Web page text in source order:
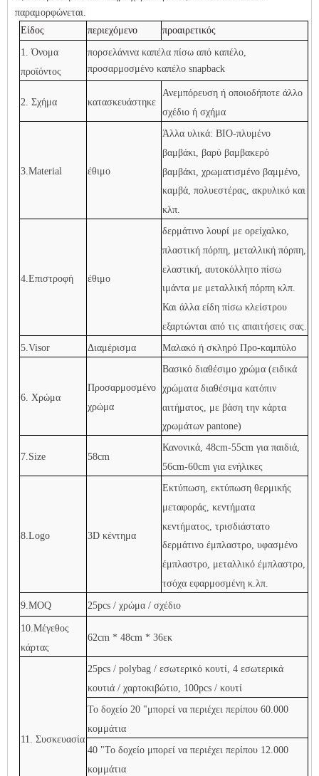
παραμορφώνεται.
Είδος
περιεχόμενο προαιρετικός
1. Όνομα
προϊόντος
πορσελάνινα καπέλα πίσω από καπέλο,
προσαρμοσμένο καπέλο snapback
2. Σχήμα κατασκευάστηκε
Ανεμπόρευση ή οποιοδήποτε άλλο
σχέδιο ή σχήμα
3.Material έθιμο
Άλλα υλικά: ΒΙΟ-πλυμένο
βαμβάκι, βαρύ βαμβακερό
βαμβάκι, χρωματισμένο βαμμένο,
καμβά, πολυεστέρας, ακρυλικό και
κλπ.
4.Επιστροφή έθιμο
δερμάτινο λουρί με ορείχαλκο,
πλαστική πόρπη, μεταλλική πόρπη,
ελαστική, αυτοκόλλητο πίσω
ιμάντα με μεταλλική πόρπη κλπ.
Και άλλα είδη πίσω κλείστρου
εξαρτώνται από τις απαιτήσεις σας.
5.Visor Διαμέρισμα Μαλακό ή σκληρό Προ-καμπύλο
6. Χρώμα
Προσαρμοσμένο
χρώμα
Βασικό διαθέσιμο χρώμα (ειδικά
χρώματα διαθέσιμα κατόπιν
αιτήματος, με βάση την κάρτα
χρωμάτων pantone)
7.Size 58cm
Κανονικά, 48cm-55cm για παιδιά,
56cm-60cm για ενήλικες
8.Logo 3D κέντημα
Εκτύπωση, εκτύπωση θερμικής
μεταφοράς, κεντήματα
κεντήματος, τρισδιάστατο
δερμάτινο έμπλαστρο, υφασμένο
έμπλαστρο, μεταλλικό έμπλαστρο,
τσόχα εφαρμοσμένη κ.λπ.
9.MOQ 25pcs / χρώμα / σχέδιο
10.Μέγεθος
κάρτας
62cm * 48cm * 36εκ
11. Συσκευασία
25pcs / polybag / εσωτερικό κουτί, 4 εσωτερικά
κουτιά / χαρτοκιβώτιο, 100pcs / κουτί
Το δοχείο 20 "μπορεί να περιέχει περίπου 60.000
κομμάτια
40 "Το δοχείο μπορεί να περιέχει περίπου 12.000
κομμάτια